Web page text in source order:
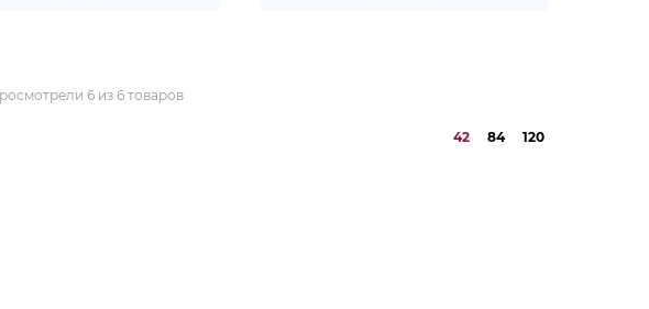
6 из 6 товаров
42 84 120